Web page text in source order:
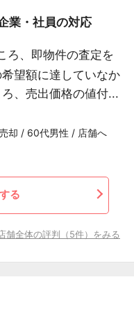
業・社員の対応
ろ、即物件の査定を
望額に達していなか
、売出価格の値付...
却 / 60代男性 / 店舗へ
る
舗全体の評判（5件）をみる